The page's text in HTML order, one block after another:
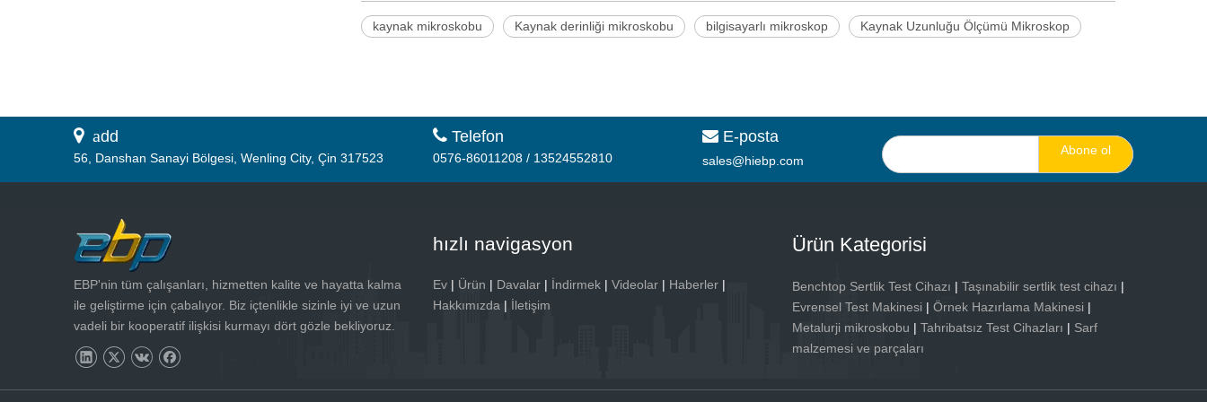
kaynak mikroskobu Kaynak derinliği mikroskobu bilgisayarlı mikroskop Kaynak Uzunluğu Ölçümü Mikroskop
 add
56, Danshan Sanayi Bölgesi, Wenling City, Çin 317523
 Telefon
0576-86011208 / 13524552810
 E-posta
sales@hiebp.com
Abone ol
EBP'nin tüm çalışanları, hizmetten kalite ve hayatta kalma
ile geliştirme için çabalıyor. Biz içtenlikle sizinle iyi ve uzun
vadeli bir kooperatif ilişkisi kurmayı dört gözle bekliyoruz.
hızlı navigasyon
Ev | Ürün | Davalar | İndirmek | Videolar | Haberler |
Hakkımızda | İletişim
Ürün Kategorisi
Benchtop Sertlik Test Cihazı | Taşınabilir sertlik test cihazı |
Evrensel Test Makinesi | Örnek Hazırlama Makinesi |
Metalurji mikroskobu | Tahribatsız Test Cihazları | Sarf
malzemesi ve parçaları